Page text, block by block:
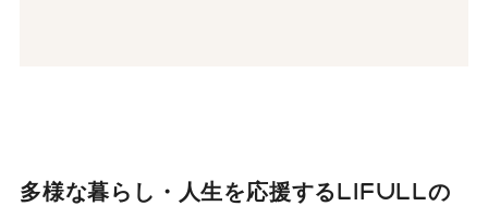
多様な暮らし・人生を応援するLIFULLの